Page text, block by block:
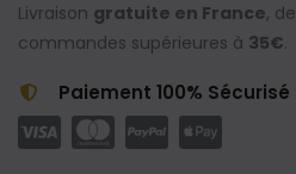
Livraison gratuite en France, de
commandes supérieures à 35€.
Paiement 100% Sécurisé